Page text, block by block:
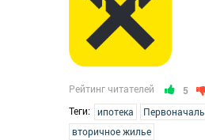
Рейтинг читателей 5
Теги:
ипотека
вторичное жилье